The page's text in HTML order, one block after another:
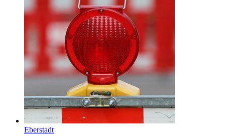
Eberstadt